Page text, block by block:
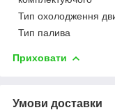
Тип охолодження
Тип палива
Приховати
Умови доставки